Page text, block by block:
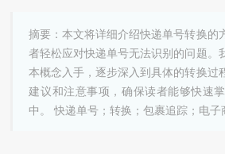
摘要：本文将详细介绍快递单号转换的
者轻松应对快递单号无法识别的问题。
本概念入手，逐步深入到具体的转换过
建议和注意事项，确保读者能够快速
中。 快递单号；转换；包裹追踪；电子